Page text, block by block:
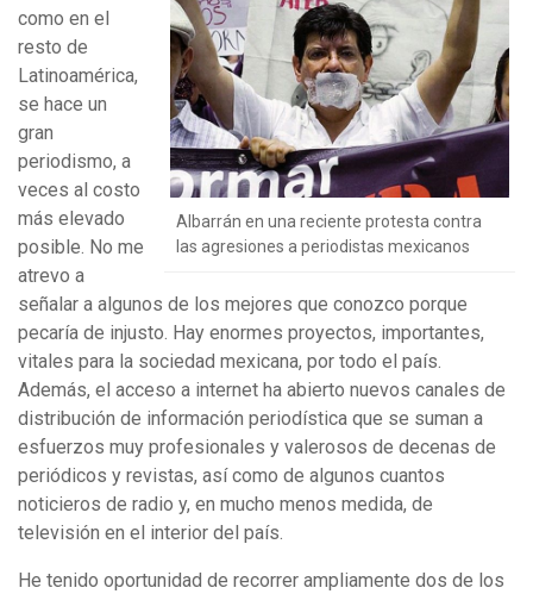
Albarrán en una reciente protesta contra
las agresiones a periodistas mexicanos
como en el
resto de
Latinoamérica,
se hace un
gran
periodismo, a
veces al costo
más elevado
posible. No me
atrevo a
señalar a algunos de los mejores que conozco porque
pecaría de injusto. Hay enormes proyectos, importantes,
vitales para la sociedad mexicana, por todo el país.
Además, el acceso a internet ha abierto nuevos canales de
distribución de información periodística que se suman a
esfuerzos muy profesionales y valerosos de decenas de
periódicos y revistas, así como de algunos cuantos
noticieros de radio y, en mucho menos medida, de
televisión en el interior del país.
He tenido oportunidad de recorrer ampliamente dos de los